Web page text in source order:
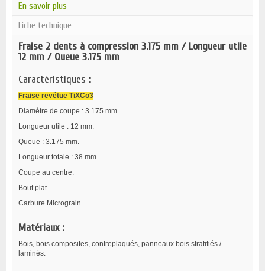
En savoir plus
Fiche technique
Fraise 2 dents à compression 3.175 mm / Longueur utile
12 mm / Queue 3.175 mm
Caractéristiques :
Fraise revêtue TiXCo3
Diamètre de coupe : 3.175 mm.
Longueur utile : 12 mm.
Queue : 3.175 mm.
Longueur totale : 38 mm.
Coupe au centre.
Bout plat.
Carbure Micrograin.
Matériaux :
Bois, bois composites, contreplaqués, panneaux bois stratifiés /
laminés.